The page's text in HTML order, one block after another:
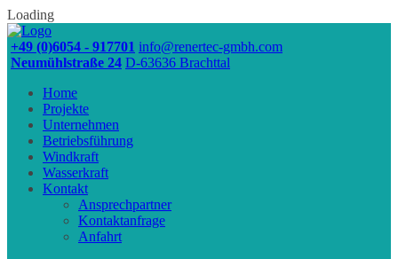
Loading
+49 (0)6054 - 917701 info@renertec-gmbh.com
Neumühlstraße 24 D-63636 Brachttal
Home
Projekte
Unternehmen
Betriebsführung
Windkraft
Wasserkraft
Kontakt
Ansprechpartner
Kontaktanfrage
Anfahrt